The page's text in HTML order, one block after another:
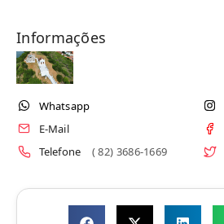
Informações
Whatsapp
E-Mail
Telefone
( 82) 3686-1669